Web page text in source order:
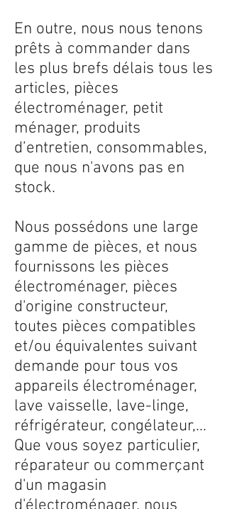
En outre, nous nous tenons
prêts à commander dans
les plus brefs délais tous les
articles, pièces
électroménager, petit
ménager, produits
d’entretien, consommables,
que nous n'avons pas en
stock.
Nous possédons une large
gamme de pièces, et nous
fournissons les pièces
électroménager, pièces
d'origine constructeur,
toutes pièces compatibles
et/ou équivalentes suivant
demande pour tous vos
appareils électroménager,
lave vaisselle, lave-linge,
réfrigérateur, congélateur,...
Que vous soyez particulier,
réparateur ou commerçant
d'un magasin